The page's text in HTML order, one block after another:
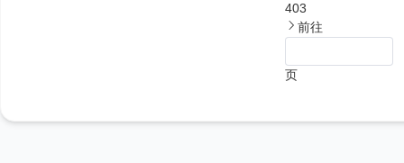
403
前往
页